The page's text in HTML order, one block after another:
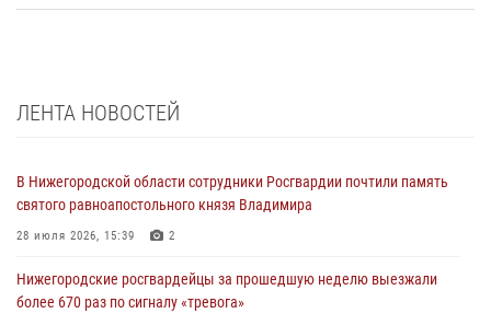
ЛЕНТА НОВОСТЕЙ
В Нижегородской области сотрудники Росгвардии почтили память
святого равноапостольного князя Владимира
28 июля 2026, 15:39 2
Нижегородские росгвардейцы за прошедшую неделю выезжали
более 670 раз по сигналу «тревога»